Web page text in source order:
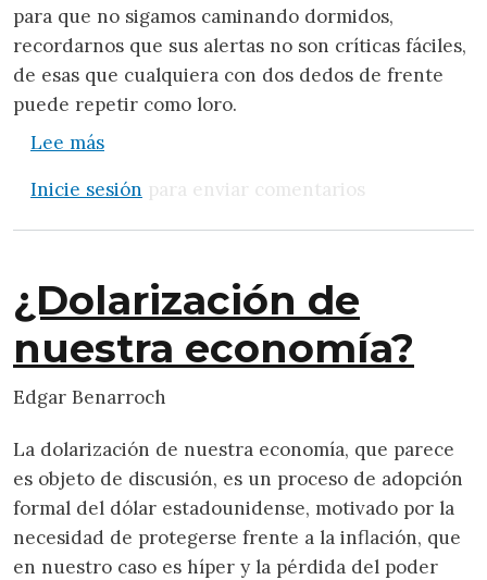
para que no sigamos caminando dormidos,
recordarnos que sus alertas no son críticas fáciles,
de esas que cualquiera con dos dedos de frente
puede repetir como loro.
Lee mássobre Palma, Haussmann, Monaldi y
Inicie sesión para enviar comentarios
¿Dolarización de
nuestra economía?
Edgar Benarroch
La dolarización de nuestra economía, que parece
es objeto de discusión, es un proceso de adopción
formal del dólar estadounidense, motivado por la
necesidad de protegerse frente a la inflación, que
en nuestro caso es híper y la pérdida del poder